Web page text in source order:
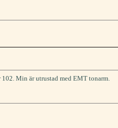
Min är utrustad med EMT tonarm.